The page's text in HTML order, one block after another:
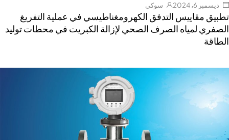
ديسمبر 6، 2024 سوكي
مقاييس التدفق الكهرومغناطيسي في عملية التفريغ
لمياه الصرف الصحي لإزالة الكبريت في محطات توليد